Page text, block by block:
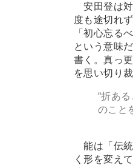
安田登は対
度も途切れ
「初心忘る
という意味
書く。真っ
を思い切り
“折あ
のこと
—安
能は「伝統
く形を変え